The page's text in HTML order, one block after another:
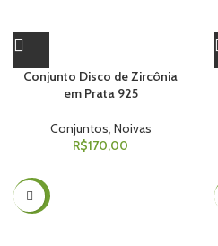
Conjunto Disco de Zircônia
em Prata 925
Conjuntos, Noivas
R$170,00
-20%